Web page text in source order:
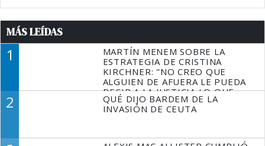
MÁS LEÍDAS
1
MARTÍN MENEM SOBRE LA
ESTRATEGIA DE CRISTINA
KIRCHNER: "NO CREO QUE
ALGUIEN DE AFUERA LE PUEDA
DECIR A LA JUSTICIA LO QUE
TIENE QUE HACER"
2
QUÉ DIJO BARDEM DE LA
INVASIÓN DE CEUTA